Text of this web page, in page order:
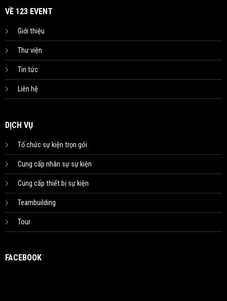
VỀ 123 EVENT
Giới thiệu
Thư viện
Tin tức
Liên hệ
DỊCH VỤ
Tổ chức sự kiện trọn gói
Cung cấp nhân sự sự kiện
Cung cấp thiết bị sự kiện
Teambuilding
Tour
FACEBOOK